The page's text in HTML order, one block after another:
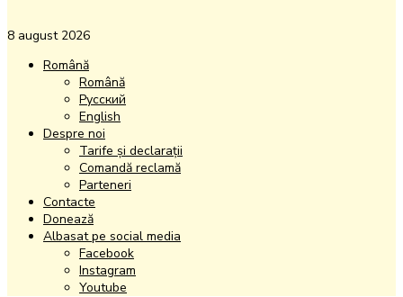
8 august 2026
Română
Română
Русский
English
Despre noi
Tarife și declarații
Comandă reclamă
Parteneri
Contacte
Donează
Albasat pe social media
Facebook
Instagram
Youtube